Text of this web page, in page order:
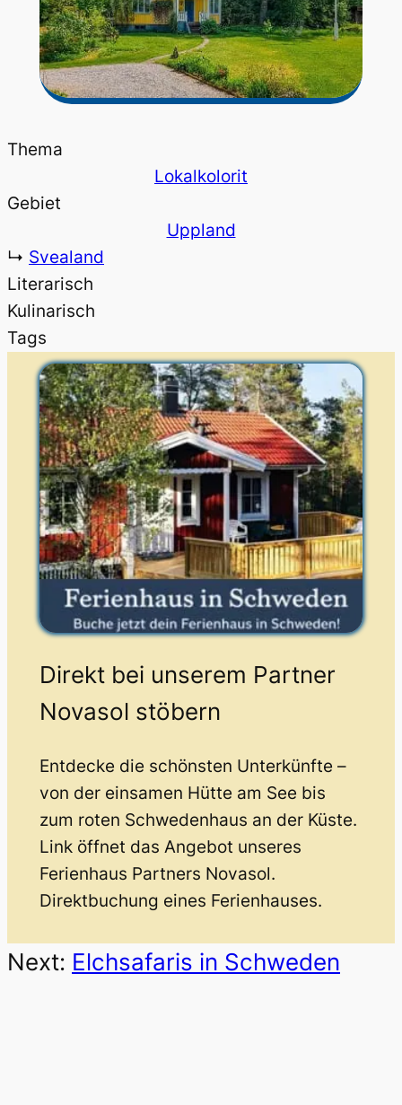
Thema
Lokalkolorit
Gebiet
Uppland
↳ Svealand
Literarisch
Kulinarisch
Tags
Direkt bei unserem Partner
Novasol stöbern
Entdecke die schönsten Unterkünfte –
von der einsamen Hütte am See bis
zum roten Schwedenhaus an der Küste.
Link öffnet das Angebot unseres
Ferienhaus Partners Novasol.
Direktbuchung eines Ferienhauses.
Next: Elchsafaris in Schweden